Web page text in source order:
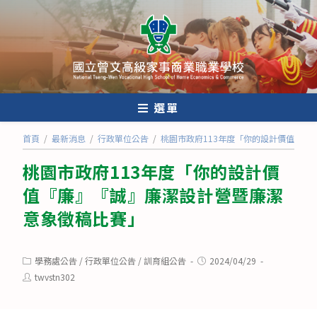
內
選單
首頁 / 最新消息 / 行政單位公告 / 桃園市政府113年度「你的設計價值『廉
桃園市政府113年度「你的設計價
值『廉』『誠』廉潔設計營暨廉潔
意象徵稿比賽」
Post
category:
學務處公告 /行政單位公告 /訓育組公告
Post2024/04/29
Posttwvstn302